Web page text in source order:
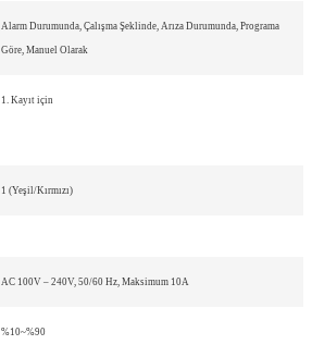
Alarm Durumunda, Çalışma Şeklinde, Arıza Durumunda, Programa
Göre, Manuel Olarak
1. Kayıt için
1 (Yeşil/Kırmızı)
AC 100V – 240V, 50/60 Hz, Maksimum 10A
%10~%90